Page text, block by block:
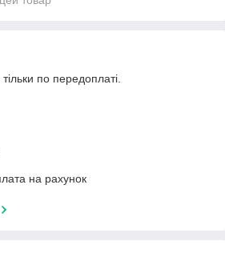
по передоплаті.
на рахунок